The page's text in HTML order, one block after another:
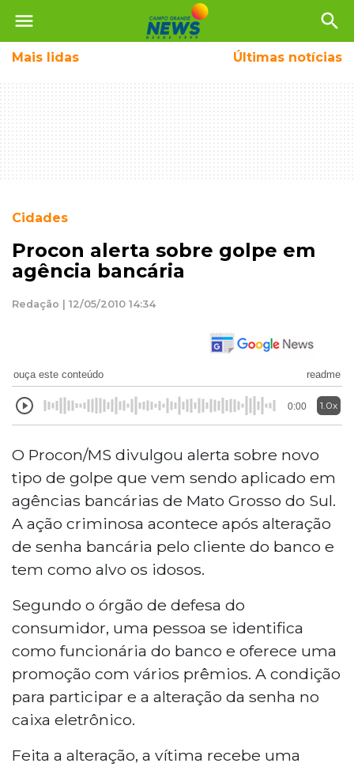
menu search
Mais lidas Últimas notícias
Cidades
Procon alerta sobre golpe em
agência bancária
Redação | 12/05/2010 14:34
ouça este conteúdo readme
0:00 1.0x
O Procon/MS divulgou alerta sobre novo
tipo de golpe que vem sendo aplicado em
agências bancárias de Mato Grosso do Sul.
A ação criminosa acontece após alteração
de senha bancária pelo cliente do banco e
tem como alvo os idosos.
Segundo o órgão de defesa do
consumidor, uma pessoa se identifica
como funcionária do banco e oferece uma
promoção com vários prêmios. A condição
para participar e a alteração da senha no
caixa eletrônico.
Feita a alteração, a vítima recebe uma